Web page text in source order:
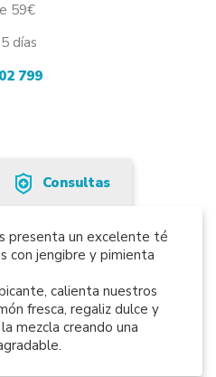
59€
días
799
Consultas
presenta un excelente té
con jengibre y pimienta
calienta nuestros
fresca, regaliz dulce y
mezcla creando una